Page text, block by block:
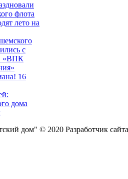
флота
лето на
с
«ВПК
16
дома
дом" © 2020 Разработчик